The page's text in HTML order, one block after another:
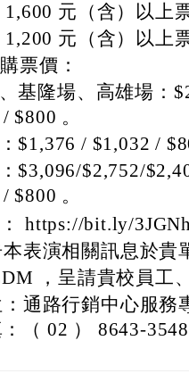
元（含）以上
元（含）以上
票價：
基隆場、高雄場：
$800 。
$1,376 / $1,032 /
$3,096/$2,752/
$800 。
https://bit.ly/
表演相關訊息於貴
，呈請貴校員工
通路行銷中心服務
（ 02 ） 8643-3548